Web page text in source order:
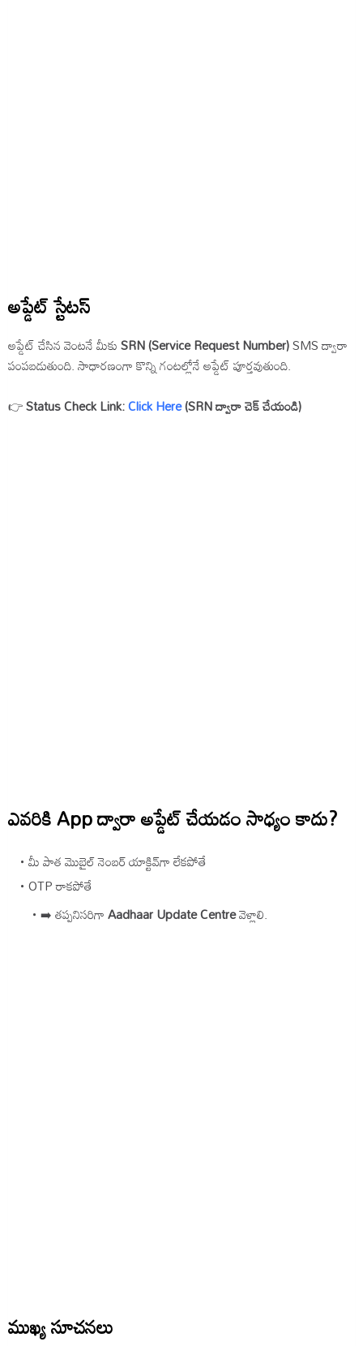
అప్డేట్ స్టేటస్
అప్డేట్ చేసిన వెంటనే మీకుSRN (Service Request Number)SMS ద్వారా
పంపబడుతుంది. సాధారణంగా కొన్ని గంటల్లోనే అప్డేట్ పూర్తవుతుంది.
👉Status Check Link:Click Here(SRN ద్వారా చెక్ చేయండి)
ఎవరికి App ద్వారా అప్డేట్ చేయడం సాధ్యం కాదు?
మీ పాత మొబైల్ నెంబర్ యాక్టివ్‌గా లేకపోతే
OTP రాకపోతే
➡️ తప్పనిసరిగాAadhaar Update Centreవెళ్లాలి.
ముఖ్య సూచనలు